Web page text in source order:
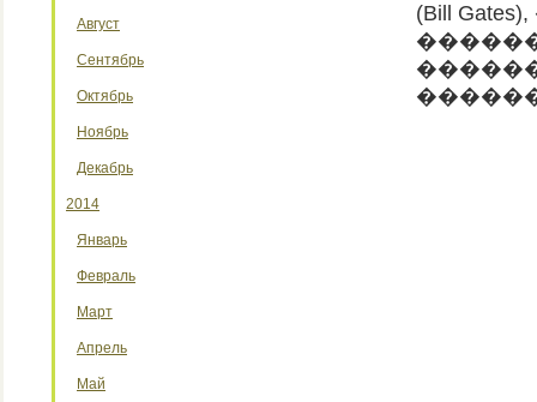
Август
Сентябрь
Октябрь
Ноябрь
Декабрь
2014
Январь
Февраль
Март
Апрель
Май
(Bill